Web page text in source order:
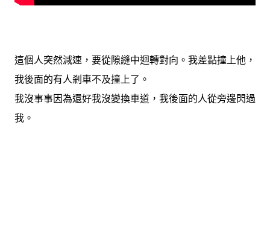
這個人突然減速，要從隙縫中迴轉對向。我差點撞上他，
我後面的有人剎車不及撞上了。
我沒事事因為還好我沒變換車道，我後面的人從旁邊閃過
我。